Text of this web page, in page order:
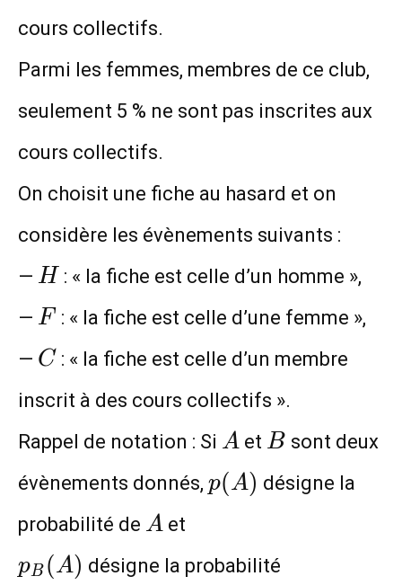
cours collectifs.
Parmi les femmes, membres de ce club,
seulement 5 % ne sont pas inscrites aux
cours collectifs.
On choisit une fiche au hasard et on
considère les évènements suivants :
— H
H : « la fiche est celle d’un homme »,
— F
F : « la fiche est celle d’une femme »,
— C
C : « la fiche est celle d’un membre
inscrit à des cours collectifs ».
Rappel de notation : Si A
A et B
B sont deux
évènements donnés, p(A)
p(A) désigne la
probabilité de A
A et
p_B(A)
pB (A) désigne la probabilité